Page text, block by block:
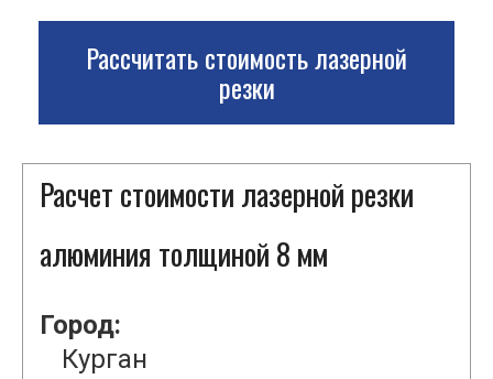
Рассчитать стоимость лазерной
резки
Расчет стоимости лазерной резки
алюминия толщиной 8 мм
Город:
Курган